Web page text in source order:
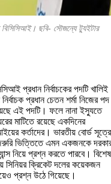
ছবি- সৌজন্যে ট্যুইটার
প্রধান নির্বাচকের পদটি খালিই
প্রধান চেতন শর্মা নিজের পদ
এই পদটি। ফলে নানা ইস্যুতে
মাটিতে রয়েছে একদিনের
কর্তাদের। ভারতীয় বোর্ড সূত্রে
ভিত্তিতে এমন একজনকে
নিয়ে প্রশ্ন করতে পারবে। বিশেষ
সিনিয়র ক্রিকেট দলের কয়েকজন
প্রশ্ন উঠে গিয়েছে।